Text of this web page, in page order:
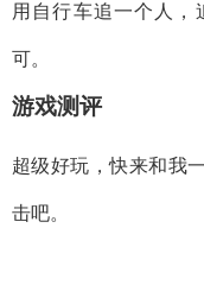
用自行车追一个人，
可。
游戏测评
超级好玩，快来和我
击吧。